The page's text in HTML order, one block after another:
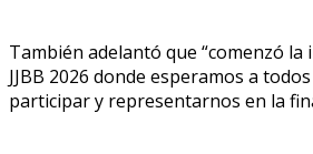
También adelantó que “comenzó la
JJBB 2026 donde esperamos a
participar y representarnos en la